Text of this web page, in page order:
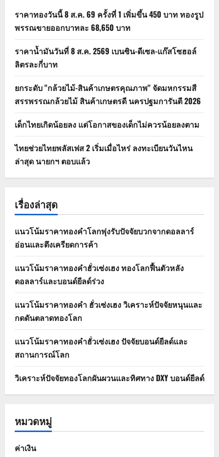
ราคาทองวันนี้ 8 ส.ค. 69 ครั้งที่ 1 เพิ่มขึ้น 450 บาท ทองรูป
พรรณขายออกบาทละ 68,650 บาท
ราคาน้ำมันวันที่ 8 ส.ค. 2569 เบนซิน-ดีเซล-แก๊สโซฮอล์
ลิตรละกี่บาท
ยกระดับ "กล้วยไม้-สินค้าเกษตรคุณภาพ" จัดมหกรรมสี
สรรพรรณกล้วยไม้ สินค้าเกษตรดี นครปฐมการันตี 2026
เด็กไทยเกิดน้อยลง แต่โอกาสของเด็กไม่ควรน้อยลงตาม
ไทยช่วยไทยพลัสเฟส 2 เริ่มเมื่อไหร่ ลงทะเบียนวันไหน
ล่าสุด นายกฯ ตอบแล้ว
เรื่องล่าสุด
แนวโน้มราคาทองคำโลกพุ่งรับปัจจัยบวกจากดอลลาร์
อ่อนและตึงเครียดการค้า
แนวโน้มราคาทองคำฮั่วเซ่งเฮง ทองโลกฟื้นตัวหลัง
ดอลลาร์และบอนด์ยีลด์ร่วง
แนวโน้มราคาทองคำ ฮั่วเซ่งเฮง วิเคราะห์ปัจจัยหนุนและ
กดดันตลาดทองโลก
แนวโน้มราคาทองคำฮั่วเซ่งเฮง ปัจจัยบอนด์ยีลด์และ
สถานการณ์โลก
วิเคราะห์ปัจจัยทองโลกผันผวนและทิศทาง DXY บอนด์ยีลด์
หมวดหมู่
ค่าเงิน